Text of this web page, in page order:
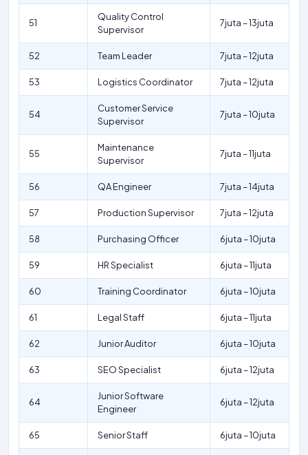
51
Quality Control
Supervisor
7juta – 13juta
52 Team Leader 7juta – 12juta
53 Logistics Coordinator 7juta – 12juta
54
Customer Service
Supervisor
7juta – 10juta
55
Maintenance
Supervisor
7juta – 11juta
56 QA Engineer 7juta – 14juta
57 Production Supervisor 7juta – 12juta
58 Purchasing Officer 6juta – 10juta
59 HR Specialist 6juta – 11juta
60 Training Coordinator 6juta – 10juta
61 Legal Staff 6juta – 11juta
62 Junior Auditor 6juta – 10juta
63 SEO Specialist 6juta – 12juta
64
Junior Software
Engineer
6juta – 12juta
65 Senior Staff 6juta – 10juta